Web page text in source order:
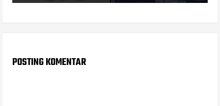
POSTING KOMENTAR